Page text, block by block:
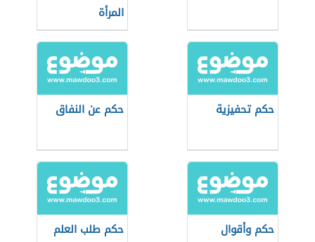
المرأة
حكم تحفيزية حكم عن النفاق
حكم وأقوال
حكم طلب العلم